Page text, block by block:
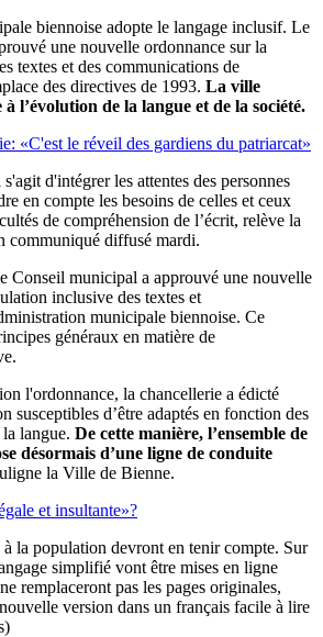
biennoise adopte le langage inclusif. Le
une nouvelle ordonnance sur la
textes et des communications de
des directives de 1993. La ville
l’évolution de la langue et de la société.
«C'est le réveil des gardiens du patriarcat»
d'intégrer les attentes des personnes
en compte les besoins de celles et ceux
de compréhension de l’écrit, relève la
communiqué diffusé mardi.
Conseil municipal a approuvé une nouvelle
inclusive des textes et
municipale biennoise. Ce
généraux en matière de
l'ordonnance, la chancellerie a édicté
susceptibles d’être adaptés en fonction des
langue. De cette manière, l’ensemble de
désormais d’une ligne de conduite
la Ville de Bienne.
et insultante»?
à la population devront en tenir compte. Sur
simplifié vont être mises en ligne
remplaceront pas les pages originales,
version dans un français facile à lire